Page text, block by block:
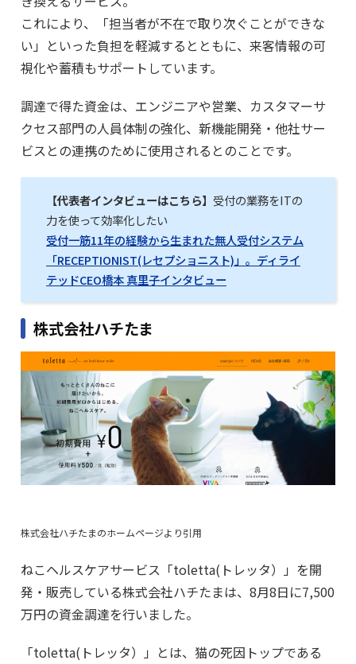
これにより、「担当者が不在で取り次ぐことができな
い」といった負担を軽減するとともに、来客情報の可
視化や蓄積もサポートしています。
調達で得た資金は、エンジニアや営業、カスタマーサ
クセス部門の人員体制の強化、新機能開発・他社サー
ビスとの連携のために使用されるとのことです。
【代表者インタビューはこちら】 受付の業務をITの
力を使って効率化したい
受付一筋11年の経験から生まれた無人受付システム
「RECEPTIONIST(レセプショニスト)」。ディライ
テッドCEO橋本 真里子インタビュー
株式会社ハチたま
株式会社ハチたまのホームページより引用
ねこヘルスケアサービス「toletta(トレッタ）」を開
発・販売している株式会社ハチたまは、8月8日に7,500
万円の資金調達を行いました。
「toletta(トレッタ）」とは、猫の死因トップである